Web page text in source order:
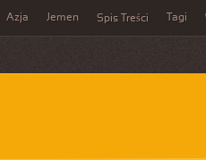
Azja Jemen Spis Treści Tagi